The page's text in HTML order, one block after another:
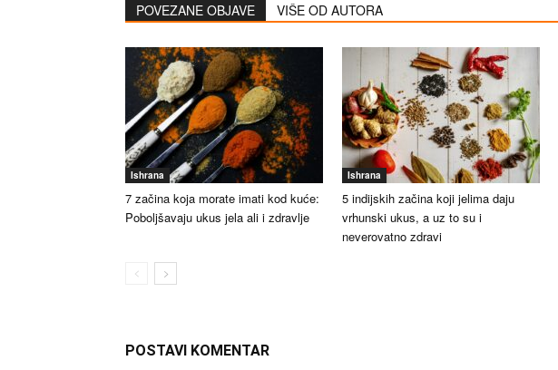
POVEZANE OBJAVE VIŠE OD AUTORA
Ishrana
7 začina koja morate imati kod kuće:
Poboljšavaju ukus jela ali i zdravlje
Ishrana
5 indijskih začina koji jelima daju
vrhunski ukus, a uz to su i
neverovatno zdravi
POSTAVI KOMENTAR